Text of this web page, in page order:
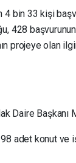
bin 33 kişi
428
projeye olan
Daire Başkanı
adet konut ve